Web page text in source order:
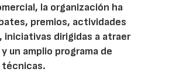
la organización ha
premios, actividades
iniciativas dirigidas a atraer
un amplio programa de